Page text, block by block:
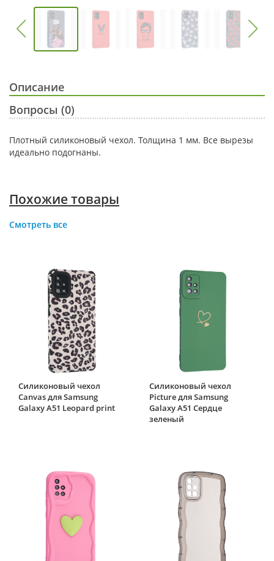
Описание
Вопросы (0)
Плотный силиконовый чехол. Толщина 1 мм. Все вырезы
идеально подогнаны.
Похожие товары
Смотреть все
Силиконовый чехол
Canvas для Samsung
Galaxy A51 Leopard print
Силиконовый чехол
Picture для Samsung
Galaxy A51 Сердце
зеленый